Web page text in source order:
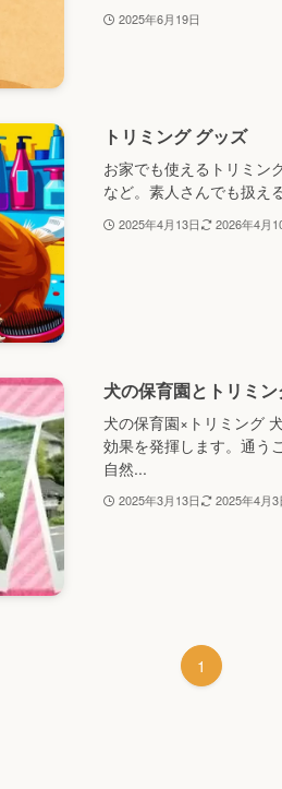
2025年6月19日
トリミング グッズ
お家でも使えるトリミン
など。素人さんでも扱え
2025年4月13日 2026年4月
犬の保育園とトリミ
犬の保育園×トリミング
効果を発揮します。通う
自然...
2025年3月13日 2025年4月3
1